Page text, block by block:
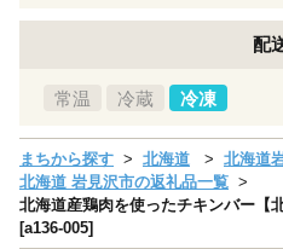
配
常温 冷蔵 冷凍
まちから探す 北海道
北海道
北海道 岩見沢市の返礼品一覧
北海道産鶏肉を使ったチキンバー【
[a136-005]